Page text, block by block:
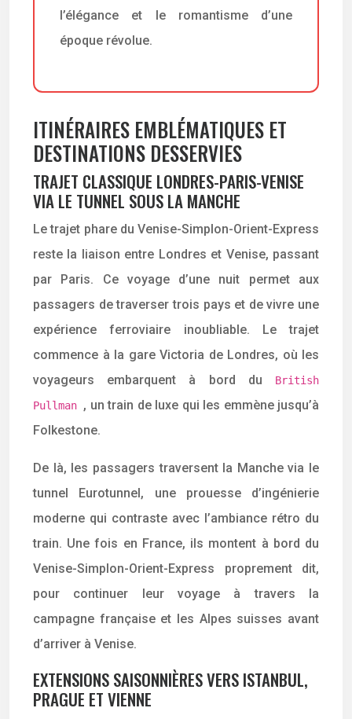
l’élégance et le romantisme d’une
époque révolue.
ITINÉRAIRES EMBLÉMATIQUES ET
DESTINATIONS DESSERVIES
TRAJET CLASSIQUE LONDRES-PARIS-VENISE
VIA LE TUNNEL SOUS LA MANCHE
Le trajet phare du Venise-Simplon-Orient-Express
reste la liaison entre Londres et Venise, passant
par Paris. Ce voyage d’une nuit permet aux
passagers de traverser trois pays et de vivre une
expérience ferroviaire inoubliable. Le trajet
commence à la gare Victoria de Londres, où les
voyageurs embarquent à bord du
British
Pullman , un train de luxe qui les emmène jusqu’à
Folkestone.
De là, les passagers traversent la Manche via le
tunnel Eurotunnel, une prouesse d’ingénierie
moderne qui contraste avec l’ambiance rétro du
train. Une fois en France, ils montent à bord du
Venise-Simplon-Orient-Express proprement dit,
pour continuer leur voyage à travers la
campagne française et les Alpes suisses avant
d’arriver à Venise.
EXTENSIONS SAISONNIÈRES VERS ISTANBUL,
PRAGUE ET VIENNE